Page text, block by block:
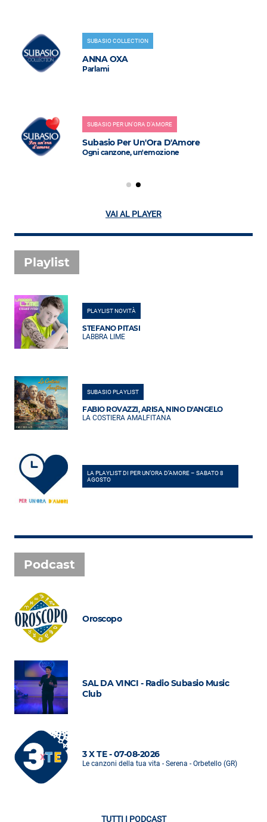
SUBASIO COLLECTION
ANNA OXA
Parlami
SUBASIO PER UN'ORA D'AMORE
Subasio Per Un'Ora D'Amore
Ogni canzone, un'emozione
VAI AL PLAYER
Playlist
PLAYLIST NOVITÀ
STEFANO PITASI
LABBRA LIME
SUBASIO PLAYLIST
FABIO ROVAZZI, ARISA, NINO D'ANGELO
LA COSTIERA AMALFITANA
LA PLAYLIST DI PER UN’ORA D’AMORE – SABATO 8
AGOSTO
Podcast
Oroscopo
SAL DA VINCI - Radio Subasio Music
Club
3 X TE - 07-08-2026
Le canzoni della tua vita - Serena - Orbetello (GR)
TUTTI I PODCAST